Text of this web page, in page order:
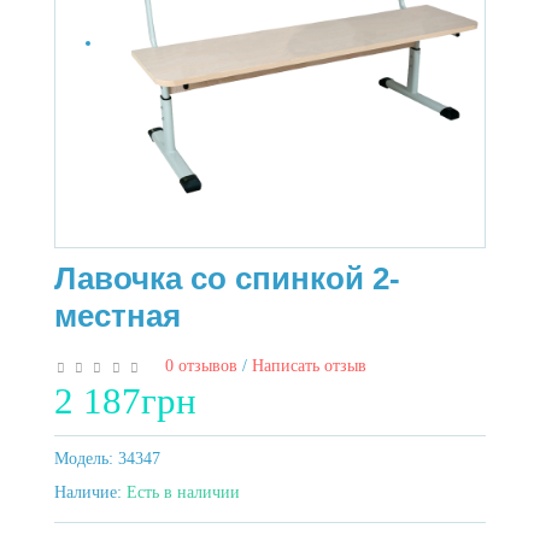
Лавочка со спинкой 2-
местная
0 отзывов / Написать отзыв
2 187грн
Модель: 34347
Наличие: Есть в наличии